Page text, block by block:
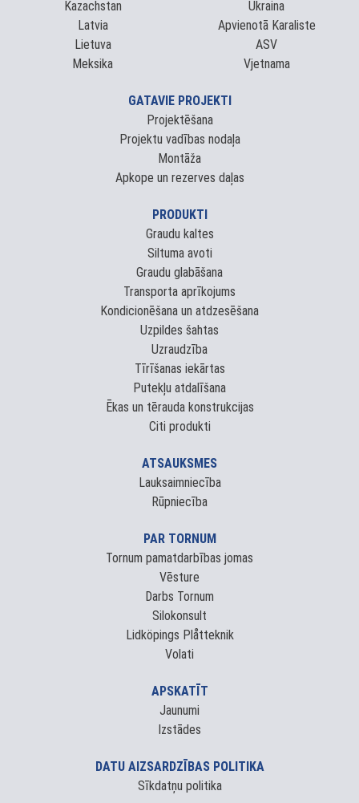
Kazachstan
Latvia
Lietuva
Meksika
Ukraina
Apvienotā Karaliste
ASV
Vjetnama
GATAVIE PROJEKTI
Projektēšana
Projektu vadības nodaļa
Montāža
Apkope un rezerves daļas
PRODUKTI
Graudu kaltes
Siltuma avoti
Graudu glabāšana
Transporta aprīkojums
Kondicionēšana un atdzesēšana
Uzpildes šahtas
Uzraudzība
Tīrīšanas iekārtas
Putekļu atdalīšana
Ēkas un tērauda konstrukcijas
Citi produkti
ATSAUKSMES
Lauksaimniecība
Rūpniecība
PAR TORNUM
Tornum pamatdarbības jomas
Vēsture
Darbs Tornum
Silokonsult
Lidköpings Plåtteknik
Volati
APSKATĪT
Jaunumi
Izstādes
DATU AIZSARDZĪBAS POLITIKA
Sīkdatņu politika